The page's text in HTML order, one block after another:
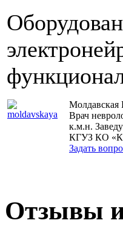
Молдавская
Врач
к.м.н.
КГУЗ КО
Задать
Отзывы